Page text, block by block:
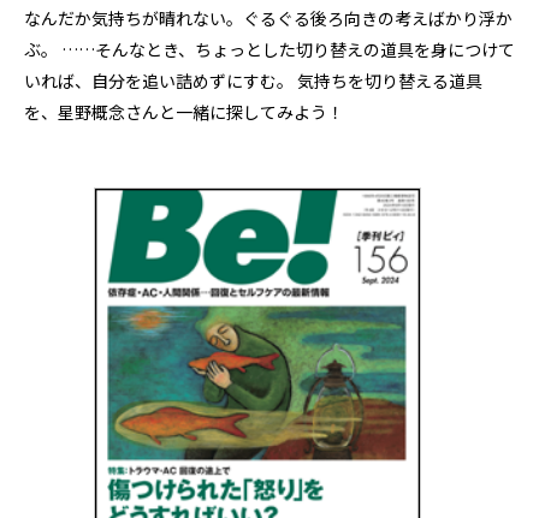
なんだか気持ちが晴れない。ぐるぐる後ろ向きの考えばかり浮か
ぶ。 ……そんなとき、ちょっとした切り替えの道具を身につけて
いれば、自分を追い詰めずにすむ。 気持ちを切り替える道具
を、星野概念さんと一緒に探してみよう！